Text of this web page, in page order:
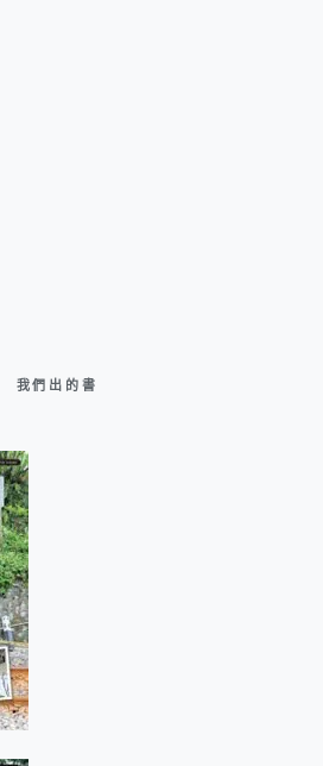
我們出的書